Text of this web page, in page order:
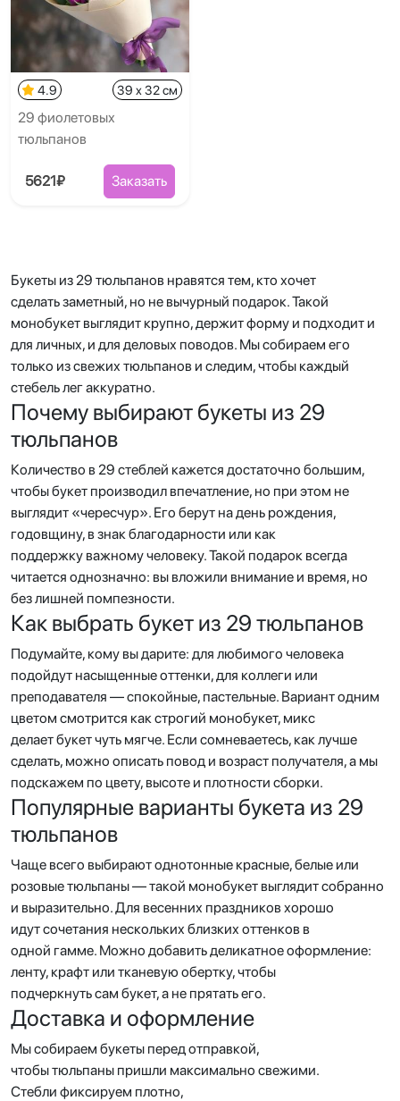
4.9 39 x 32 см
29 фиолетовых
тюльпанов
5621₽ Заказать
Букеты из 29 тюльпанов нравятся тем, кто хочет
сделать заметный, но не вычурный подарок. Такой
монобукет выглядит крупно, держит форму и подходит и
для личных, и для деловых поводов. Мы собираем его
только из свежих тюльпанов и следим, чтобы каждый
стебель лег аккуратно.
Почему выбирают букеты из 29
тюльпанов
Количество в 29 стеблей кажется достаточно большим,
чтобы букет производил впечатление, но при этом не
выглядит «чересчур». Его берут на день рождения,
годовщину, в знак благодарности или как
поддержку важному человеку. Такой подарок всегда
читается однозначно: вы вложили внимание и время, но
без лишней помпезности.
Как выбрать букет из 29 тюльпанов
Подумайте, кому вы дарите: для любимого человека
подойдут насыщенные оттенки, для коллеги или
преподавателя — спокойные, пастельные. Вариант одним
цветом смотрится как строгий монобукет, микс
делает букет чуть мягче. Если сомневаетесь, как лучше
сделать, можно описать повод и возраст получателя, а мы
подскажем по цвету, высоте и плотности сборки.
Популярные варианты букета из 29
тюльпанов
Чаще всего выбирают однотонные красные, белые или
розовые тюльпаны — такой монобукет выглядит собранно
и выразительно. Для весенних праздников хорошо
идут сочетания нескольких близких оттенков в
одной гамме. Можно добавить деликатное оформление:
ленту, крафт или тканевую обертку, чтобы
подчеркнуть сам букет, а не прятать его.
Доставка и оформление
Мы собираем букеты перед отправкой,
чтобы тюльпаны пришли максимально свежими.
Стебли фиксируем плотно,